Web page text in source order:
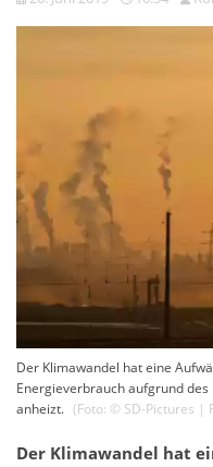
Der Klimawandel hat eine
Energieverbrauch aufgrund
anheizt. (Foto: © SD-Pictures |
Der Klimawandel hat